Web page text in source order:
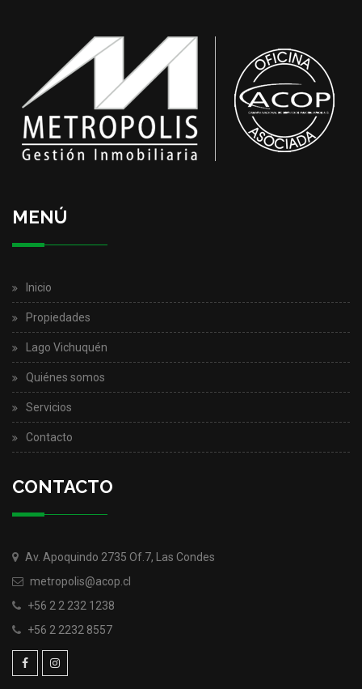
MENÚ
Inicio
Propiedades
Lago Vichuquén
Quiénes somos
Servicios
Contacto
CONTACTO
Av. Apoquindo 2735 Of.7, Las Condes
metropolis@acop.cl
+56 2 2 232 1238
+56 2 2232 8557